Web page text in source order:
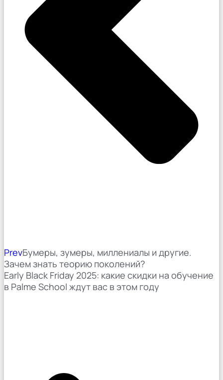
PrevБумеры, зумеры, миллениалы и другие.
Зачем знать теорию поколений?
Early Black Friday 2025: какие скидки на обучение
в Palme School ждут вас в этом году